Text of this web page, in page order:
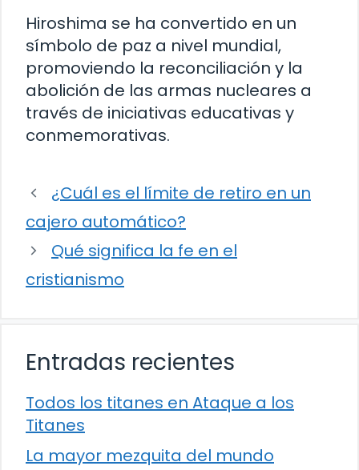
Hiroshima se ha convertido en un
símbolo de paz a nivel mundial,
promoviendo la reconciliación y la
abolición de las armas nucleares a
través de iniciativas educativas y
conmemorativas.
¿Cuál es el límite de retiro en un
cajero automático?
Qué significa la fe en el
cristianismo
Entradas recientes
Todos los titanes en Ataque a los
Titanes
La mayor mezquita del mundo